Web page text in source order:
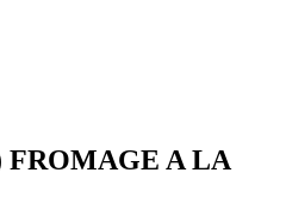
FROMAGE A LA